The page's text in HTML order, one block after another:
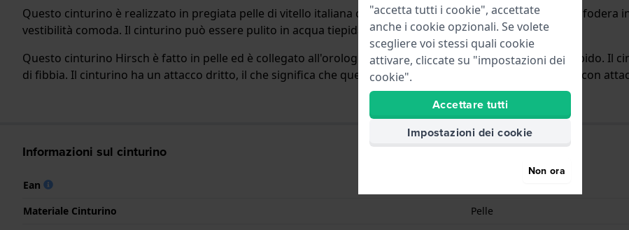
Questo cinturino è realizzato in pregiata pelle di vitello italiana con goffratura in alligatore e foderato con fodera
vestibilità comoda. Il cinturino può essere pulito in acqua tiepida.
Questo cinturino Hirsch è fatto in pelle ed è collegato all'orologio per mezzo di perni a molla a sgancio rapido. Il
di fibbia. Il cinturino ha un attacco dritto, il che significa che questo cinturino è adatto a tutti gli orologi di con
Informazioni sul cinturino
Ean
Materiale Cinturino
Pelle
"accetta tutti i cookie", accettate
anche i cookie opzionali. Se volete
scegliere voi stessi quali cookie
attivare, cliccate su "impostazioni dei
cookie".
Accettare tutti
Impostazioni dei cookie
Non ora